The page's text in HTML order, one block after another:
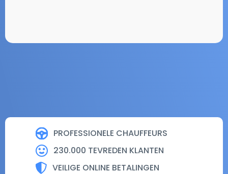
PROFESSIONELE CHAUFFEURS
230.000 TEVREDEN KLANTEN
VEILIGE ONLINE BETALINGEN